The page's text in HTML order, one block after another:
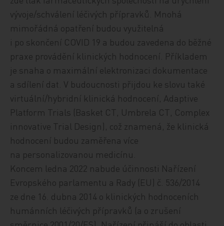
vývoje/schválení léčivých přípravků. Mnohá
mimořádná opatření budou využitelná
i po skončení COVID 19 a budou zavedena do běžné
praxe provádění klinických hodnocení. Příkladem
je snaha o maximální elektronizaci dokumentace
a sdílení dat. V budoucnosti přijdou ke slovu také
virtuální/hybridní klinická hodnocení, Adaptive
Platform Trials (Basket CT, Umbrela CT, Complex
innovative Trial Design), což znamená, že klinická
hodnocení budou zaměřena více
na personalizovanou medicínu.
Koncem ledna 2022 nabude účinnosti Nařízení
Evropského parlamentu a Rady (EU) č. 536/2014
ze dne 16. dubna 2014 o klinických hodnoceních
humánních léčivých přípravků (a o zrušení